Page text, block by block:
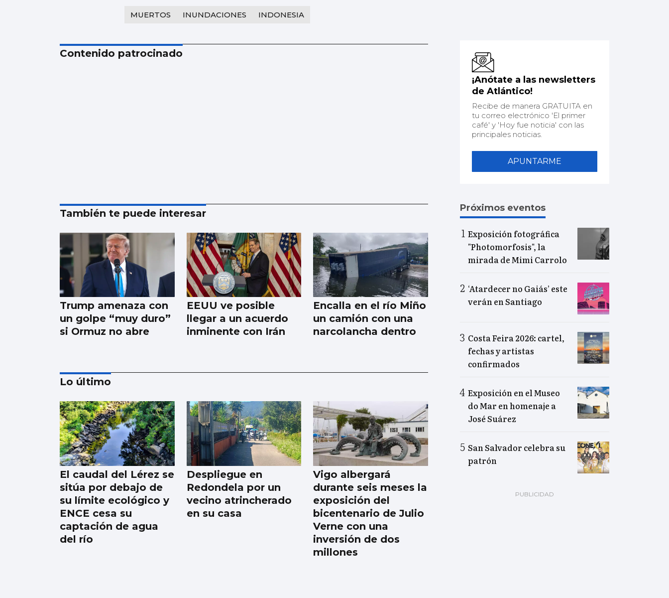
MUERTOS INUNDACIONES INDONESIA
Contenido patrocinado
También te puede interesar
Trump amenaza con
un golpe “muy duro”
si Ormuz no abre
EEUU ve posible
llegar a un acuerdo
inminente con Irán
Encalla en el río Miño
un camión con una
narcolancha dentro
Trump tacha de
hipócrita a Irán por
negar negociaciones
Lo último
El caudal del Lérez se
sitúa por debajo de
su límite ecológico y
ENCE cesa su
captación de agua
del río
Despliegue en
Redondela por un
vecino atrincherado
en su casa
Vigo albergará
durante seis meses la
exposición del
bicentenario de Julio
Verne con una
inversión de dos
millones
¡Anótate a las newsletters
de Atlántico!
Recibe de manera GRATUITA en
tu correo electrónico 'El primer
café' y 'Hoy fue noticia' con las
principales noticias.
APUNTARME
Próximos eventos
Exposición fotográfica
"Photomorfosis", la
mirada de Mimi Carrolo
‘Atardecer no Gaiás’ este
verán en Santiago
Costa Feira 2026: cartel,
fechas y artistas
confirmados
Exposición en el Museo
do Mar en homenaje a
José Suárez
San Salvador celebra su
patrón